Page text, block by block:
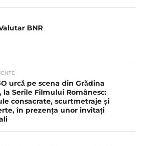
BNR
urcă pe scena din Grădina
la Serile Filmului Românesc:
consacrate, scurtmetraje și
în prezența unor invitați